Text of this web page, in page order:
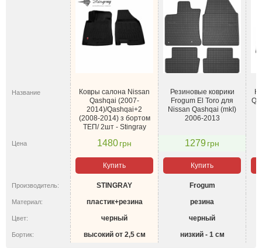
Название
Ковры салона Nissan
Qashqai (2007-
2014)/Qashqai+2
(2008-2014) з бортом
ТЕП/ 2шт - Stingray
Резиновые коврики
Frogum El Toro для
Nissan Qashqai (mkI)
2006-2013
Цена 1480грн 1279грн
Купить Купить
Производитель: STINGRAY Frogum
Материал: пластик+резина резина
Цвет: черный черный
Бортик: высокий от 2,5 см низкий - 1 см